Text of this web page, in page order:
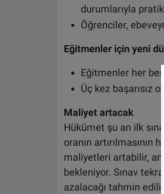
durumlarıyla
Öğrenciler,
Eğitmenler için yeni
Eğitmenler her
Üç kez başarısız
Maliyet artacak
Hükümet şu an ilk
oranın
maliyetleri artabilir,
bekleniyor. Sınav
azalacağı tahmin